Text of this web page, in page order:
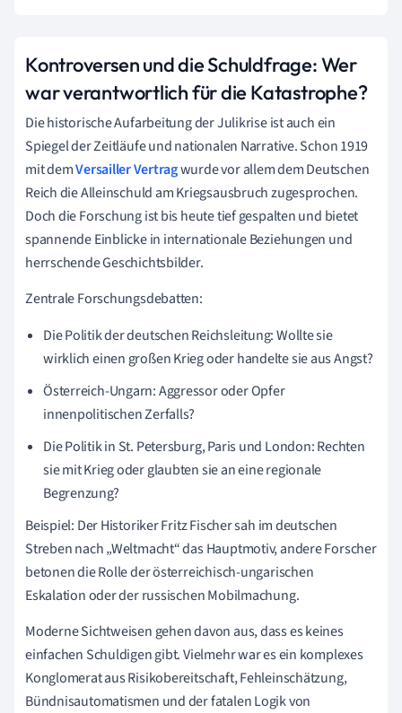
Kontroversen und die Schuldfrage: Wer
war verantwortlich für die Katastrophe?
Die historische Aufarbeitung der Julikrise ist auch ein
Spiegel der Zeitläufe und nationalen Narrative. Schon 1919
mit demVersailler Vertragwurde vor allem dem Deutschen
Reich die Alleinschuld am Kriegsausbruch zugesprochen.
Doch die Forschung ist bis heute tief gespalten und bietet
spannende Einblicke in internationale Beziehungen und
herrschende Geschichtsbilder.
Zentrale Forschungsdebatten:
Die Politik der deutschen Reichsleitung: Wollte sie
wirklich einen großen Krieg oder handelte sie aus Angst?
Österreich-Ungarn: Aggressor oder Opfer
innenpolitischen Zerfalls?
Die Politik in St. Petersburg, Paris und London: Rechten
sie mit Krieg oder glaubten sie an eine regionale
Begrenzung?
Beispiel: Der Historiker Fritz Fischer sah im deutschen
Streben nach „Weltmacht“ das Hauptmotiv, andere Forscher
betonen die Rolle der österreichisch-ungarischen
Eskalation oder der russischen Mobilmachung.
Moderne Sichtweisen gehen davon aus, dass es keines
einfachen Schuldigen gibt. Vielmehr war es ein komplexes
Konglomerat aus Risikobereitschaft, Fehleinschätzung,
Bündnisautomatismen und der fatalen Logik von